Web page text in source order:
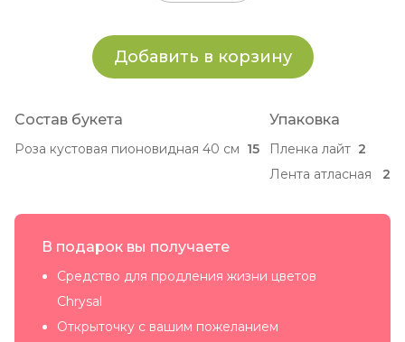
Добавить в корзину
Состав букета
Роза кустовая пионовидная 40 см 15
Упаковка
Пленка лайт 2
Лента атласная
2
В подарок вы получаете
Средство для продления жизни цветов
Chrysal
Открыточку с вашим пожеланием